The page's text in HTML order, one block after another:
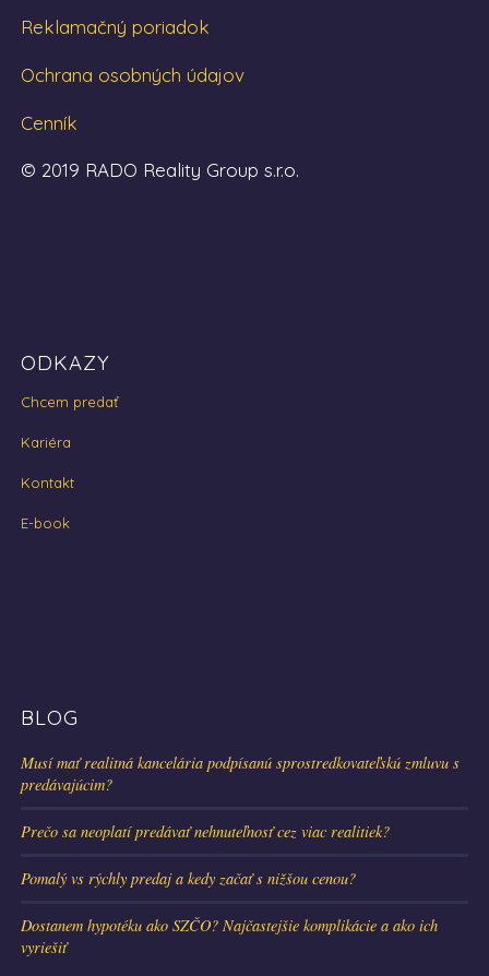
Reklamačný poriadok
Ochrana osobných údajov
Cenník
© 2019 RADO Reality Group s.r.o.
ODKAZY
Chcem predať
Kariéra
Kontakt
E-book
BLOG
Musí mať realitná kancelária podpísanú sprostredkovateľskú zmluvu s
predávajúcim?
Prečo sa neoplatí predávať nehnuteľnosť cez viac realitiek?
Pomalý vs rýchly predaj a kedy začať s nižšou cenou?
Dostanem hypotéku ako SZČO? Najčastejšie komplikácie a ako ich
vyriešiť